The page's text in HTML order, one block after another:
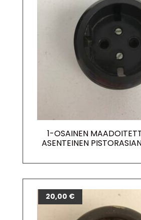
1-OSAINEN
ASENTEINEN
20,00 €